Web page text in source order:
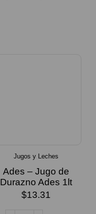
Jugos y Leches
Ades – Jugo de
Durazno Ades 1lt
$13.31